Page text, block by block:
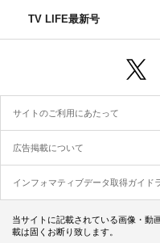
TV LIFE最新号
サイトのご利用にあたって
広告掲載について
インフォマティブデータ取得ガイド
当サイトに記載されている画像・動
載は固くお断り致します。